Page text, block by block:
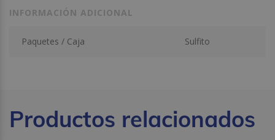
INFORMACIÓN ADICIONAL
Paquetes / Caja Sulfito
Productos relacionados